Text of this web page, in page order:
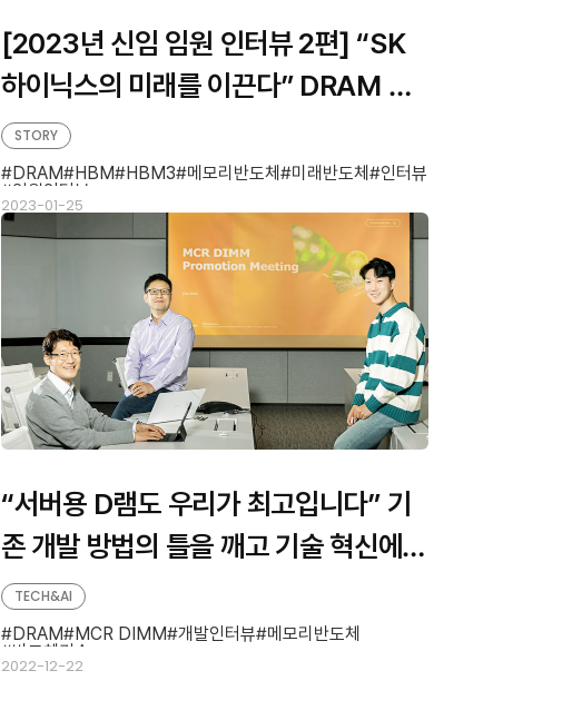
[2023년 신임 임원 인터뷰 2편] “SK
하이닉스의 미래를 이끈다” DRAM 설
계 박명재 부사장
2023-01-25
STORY
DRAM HBM HBM3 메모리반도체 미래반도체
인터뷰
임원인터뷰
“서버용 D램도 우리가 최고입니다” 기
존 개발 방법의 틀을 깨고 기술 혁신에
성공한 ‘MCR DIMM’ 개발 주역들의 이
야기
2022-12-22
TECH&AI
DRAM MCR DIMM 개발인터뷰 메모리반도체
반도체기술